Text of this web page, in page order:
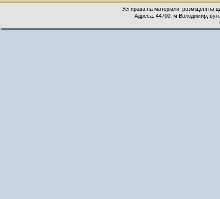
Усі права на матеріали, розміщені на
Адреса: 44700, м.Володимир,